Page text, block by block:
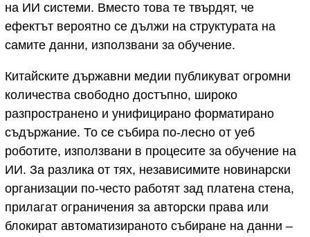
на ИИ системи. Вместо това те твърдят, че
ефектът вероятно се дължи на структурата на
самите данни, използвани за обучение.
Китайските държавни медии публикуват огромни
количества свободно достъпно, широко
разпространено и унифицирано форматирано
съдържание. То се събира по-лесно от уеб
роботите, използвани в процесите за обучение на
ИИ. За разлика от тях, независимите новинарски
организации по-често работят зад платена стена,
прилагат ограничения за авторски права или
блокират автоматизираното събиране на данни –